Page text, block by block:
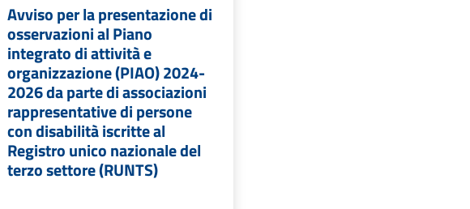
Avviso per la presentazione di
osservazioni al Piano
integrato di attività e
organizzazione (PIAO) 2024-
2026 da parte di associazioni
rappresentative di persone
con disabilità iscritte al
Registro unico nazionale del
terzo settore (RUNTS)